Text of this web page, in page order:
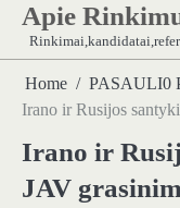
Skip
content
Apie
Home
PASAULI0
Irano ir Rusijos
Irano ir
JAV